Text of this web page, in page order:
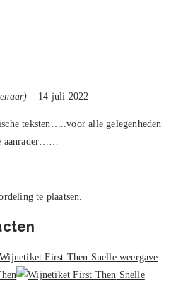
– 14 juli 2022
teksten…..voor alle gelegenheden
aanrader……
te plaatsen.
Snelle weergave
Snelle